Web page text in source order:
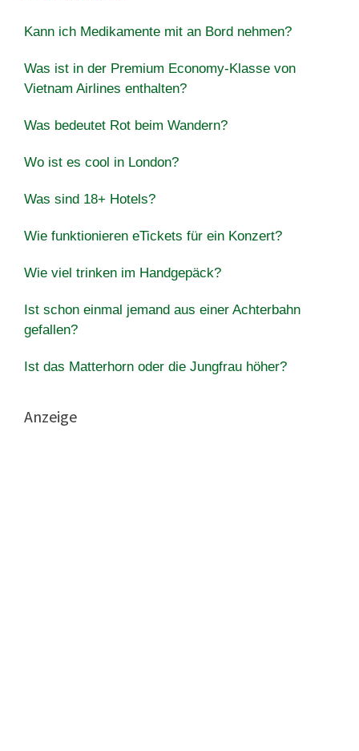
Kann ich Medikamente mit an Bord nehmen?
Was ist in der Premium Economy-Klasse von
Vietnam Airlines enthalten?
Was bedeutet Rot beim Wandern?
Wo ist es cool in London?
Was sind 18+ Hotels?
Wie funktionieren eTickets für ein Konzert?
Wie viel trinken im Handgepäck?
Ist schon einmal jemand aus einer Achterbahn
gefallen?
Ist das Matterhorn oder die Jungfrau höher?
Anzeige